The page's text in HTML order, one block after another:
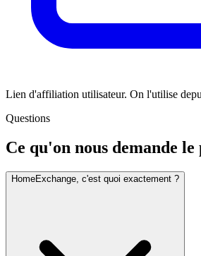
Lien d'affiliation utilisateur. On l'utilise
Questions
Ce qu'on nous demande le
HomeExchange, c'est quoi exactement ?